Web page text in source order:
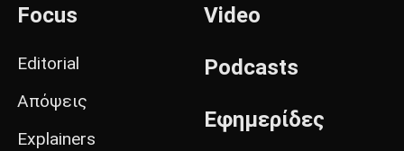
Focus
Editorial
Απόψεις
Explainers
Video
Podcasts
Εφημερίδες